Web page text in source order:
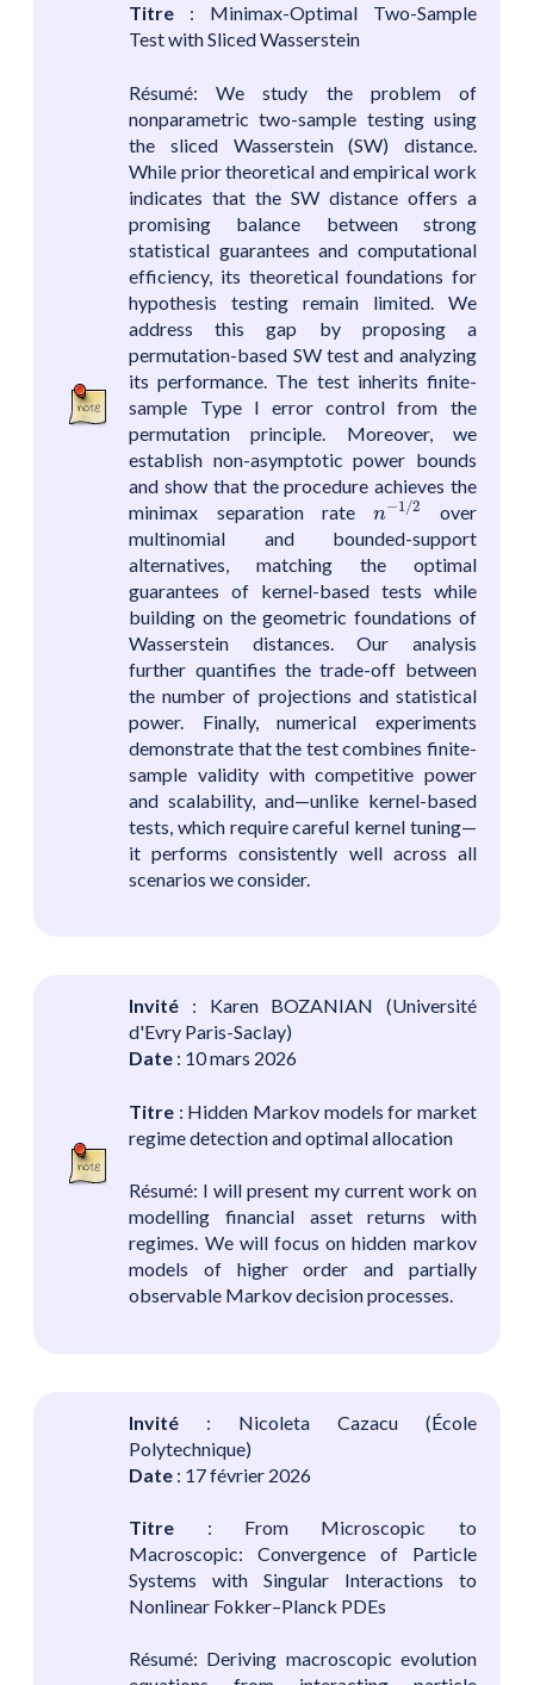
Titre : Minimax-Optimal Two-Sample
Test with Sliced Wasserstein
Résumé: We study the problem of
nonparametric two-sample testing using
the sliced Wasserstein (SW) distance.
While prior theoretical and empirical work
indicates that the SW distance offers a
promising balance between strong
statistical guarantees and computational
efficiency, its theoretical foundations for
hypothesis testing remain limited. We
address this gap by proposing a
permutation-based SW test and analyzing
its performance. The test inherits finite-
sample Type I error control from the
permutation principle. Moreover, we
establish non-asymptotic power bounds
and show that the procedure achieves the
minimax separation raten−1/2
n−1/2over
multinomial and bounded-support
alternatives, matching the optimal
guarantees of kernel-based tests while
building on the geometric foundations of
Wasserstein distances. Our analysis
further quantifies the trade-off between
the number of projections and statistical
power. Finally, numerical experiments
demonstrate that the test combines finite-
sample validity with competitive power
and scalability, and—unlike kernel-based
tests, which require careful kernel tuning—
it performs consistently well across all
scenarios we consider.
Invité : Karen BOZANIAN (Université
d'Evry Paris-Saclay)
Date : 10 mars 2026
Titre : Hidden Markov models for market
regime detection and optimal allocation
Résumé: I will present my current work on
modelling financial asset returns with
regimes. We will focus on hidden markov
models of higher order and partially
observable Markov decision processes.
Invité : Nicoleta Cazacu (École
Polytechnique)
Date : 17 février 2026
Titre : From Microscopic to
Macroscopic: Convergence of Particle
Systems with Singular Interactions to
Nonlinear Fokker–Planck PDEs
Résumé: Deriving macroscopic evolution